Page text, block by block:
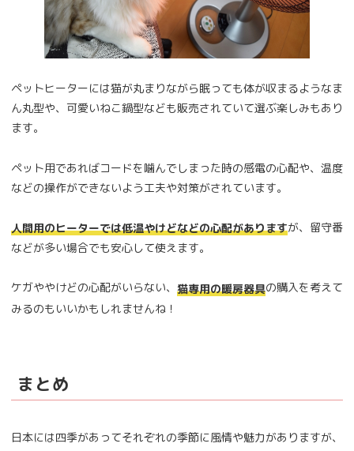
ペットヒーターには猫が丸まりながら眠っても体が収まるようなま
ん丸型や、可愛いねこ鍋型なども販売されていて選ぶ楽しみもあり
ます。
ペット用であればコードを噛んでしまった時の感電の心配や、温度
などの操作ができないよう工夫や対策がされています。
人間用のヒーターでは低温やけどなどの心配がありますが、留守番
などが多い場合でも安心して使えます。
ケガややけどの心配がいらない、 猫専用の暖房器具の購入を考えて
みるのもいいかもしれませんね！
まとめ
日本には四季があってそれぞれの季節に風情や魅力がありますが、